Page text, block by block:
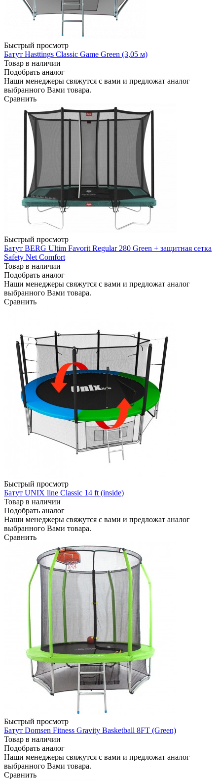
Быстрый просмотр
Батут Hasttings Classic Game Green (3,05 м)
Товар в наличии
Подобрать аналог
Наши менеджеры свяжутся с вами и предложат аналог
выбранного Вами товара.
Сравнить
Быстрый просмотр
Батут BERG Ultim Favorit Regular 280 Green + защитная сетка
Safety Net Comfort
Товар в наличии
Подобрать аналог
Наши менеджеры свяжутся с вами и предложат аналог
выбранного Вами товара.
Сравнить
Быстрый просмотр
Батут UNIX line Classic 14 ft (inside)
Товар в наличии
Подобрать аналог
Наши менеджеры свяжутся с вами и предложат аналог
выбранного Вами товара.
Сравнить
Быстрый просмотр
Батут Domsen Fitness Gravity Basketball 8FT (Green)
Товар в наличии
Подобрать аналог
Наши менеджеры свяжутся с вами и предложат аналог
выбранного Вами товара.
Сравнить